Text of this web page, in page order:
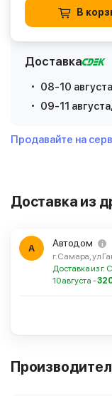
В
Доставка
08-10
09-11 августа,
Продавайте на
Доставка из
А Автодом
г. Самара, ул
Доставка из г.
10 августа -